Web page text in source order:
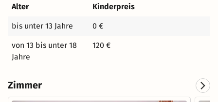
Alter
Kinderpreis
bis unter 13 Jahre 0 €
von 13 bis unter 18
Jahre
120 €
Zimmer